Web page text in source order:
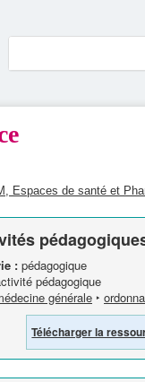
Espaces de santé et
: pédagogique
pédagogique
générale ‣
Télécharger la